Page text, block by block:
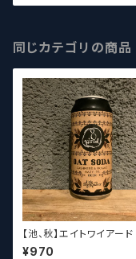
同じカテゴリの商品
【池、秋】エイトワイアード オート
¥970